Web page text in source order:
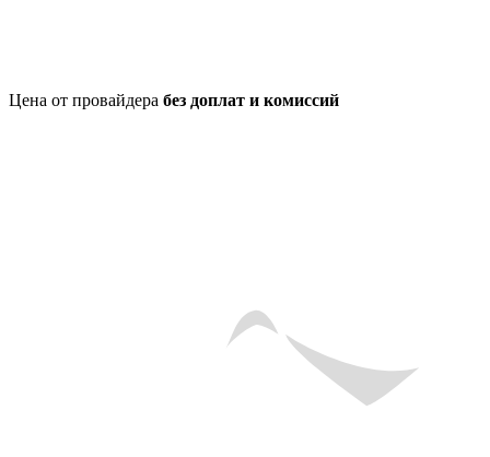
Цена от провайдера без доплат и комиссий